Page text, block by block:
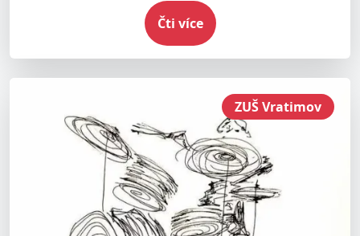
Čti více
ZUŠ Vratimov